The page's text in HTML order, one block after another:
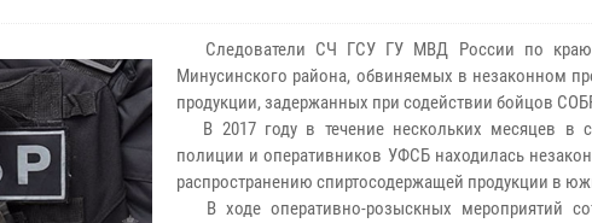
Следователи СЧ ГСУ ГУ МВД России по краю
Минусинского района, обвиняемых в незаконном
продукции, задержанных при содействии бойцов
В 2017 году в течение нескольких месяцев в
полиции и оперативников УФСБ находилась
распространению спиртосодержащей продукции в
В ходе оперативно-розыскных мероприятий